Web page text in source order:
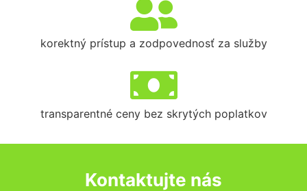
korektný prístup a zodpovednosť za služby
transparentné ceny bez skrytých poplatkov
Kontaktujte nás